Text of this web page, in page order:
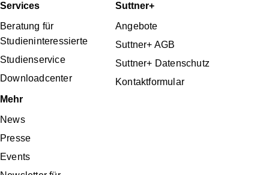
Services
Beratung für
Studieninteressierte
Studienservice
Downloadcenter
Suttner+
Angebote
Suttner+ AGB
Suttner+ Datenschutz
Kontaktformular
Mehr
News
Presse
Events